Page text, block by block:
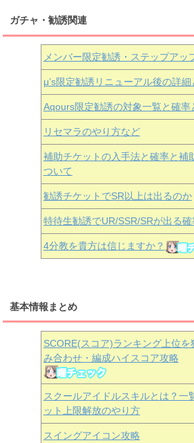
ガチャ・勧誘関連
メンバー限定勧誘・ステップアッ
μ’s限定勧誘リニューアル後の詳細
Aqours限定勧誘の対象一覧と確率
リセマラのやり方など
補助チケットの入手法と確率と補
ついて
勧誘チケットでSR以上は出るのか
特待生勧誘でUR/SSR/SRが出る
4分教を貴方は信じますか？
基本情報まとめ
SCORE(スコア)ランキング上位を
み合わせ・編成ハイスコア攻略
スクールアイドルスキルとは？一
ット上限解放のやり方
スイングアイコン攻略